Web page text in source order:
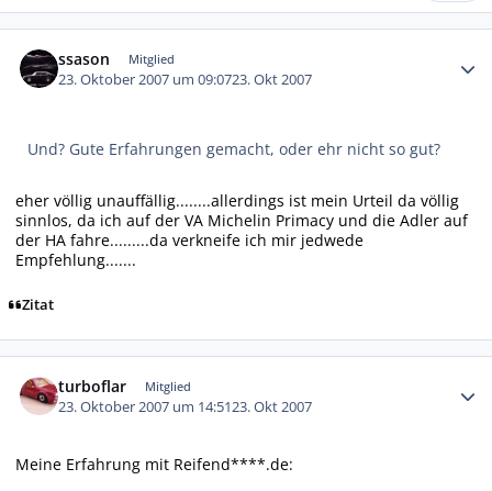
ssason Mitglied
23. Oktober 2007 um 09:0723. Okt 2007
Und? Gute Erfahrungen gemacht, oder ehr nicht so gut?
eher völlig unauffällig........allerdings ist mein Urteil da völlig
sinnlos, da ich auf der VA Michelin Primacy und die Adler auf
der HA fahre.........da verkneife ich mir jedwede
Empfehlung.......
Zitat
turboflar Mitglied
23. Oktober 2007 um 14:5123. Okt 2007
Meine Erfahrung mit Reifend****.de: